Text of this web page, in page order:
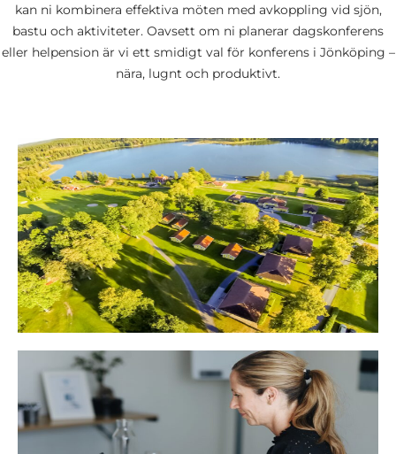
kan ni kombinera effektiva möten med avkoppling vid sjön,
bastu och aktiviteter. Oavsett om ni planerar dagskonferens
eller helpension är vi ett smidigt val för konferens i Jönköping –
nära, lugnt och produktivt.